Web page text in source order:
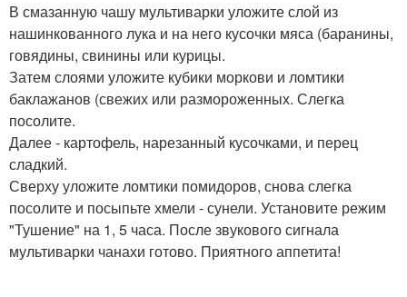
В смазанную чашу мультиварки уложите слой из
нашинкованного лука и на него кусочки мяса (баранины,
говядины, свинины или курицы.
Затем слоями уложите кубики моркови и ломтики
баклажанов (свежих или размороженных. Слегка
посолите.
Далее - картофель, нарезанный кусочками, и перец
сладкий.
Сверху уложите ломтики помидоров, снова слегка
посолите и посыпьте хмели - сунели. Установите режим
"Тушение" на 1, 5 часа. После звукового сигнала
мультиварки чанахи готово. Приятного аппетита!